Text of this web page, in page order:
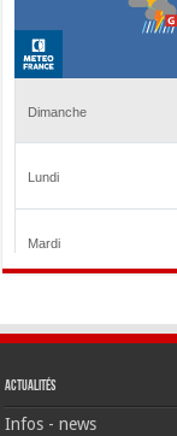
Actualités
Infos - news